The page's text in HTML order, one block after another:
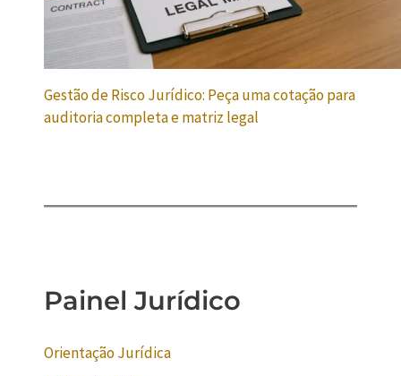
Gestão de Risco Jurídico: Peça uma cotação para
auditoria completa e matriz legal
Painel Jurídico
Orientação Jurídica